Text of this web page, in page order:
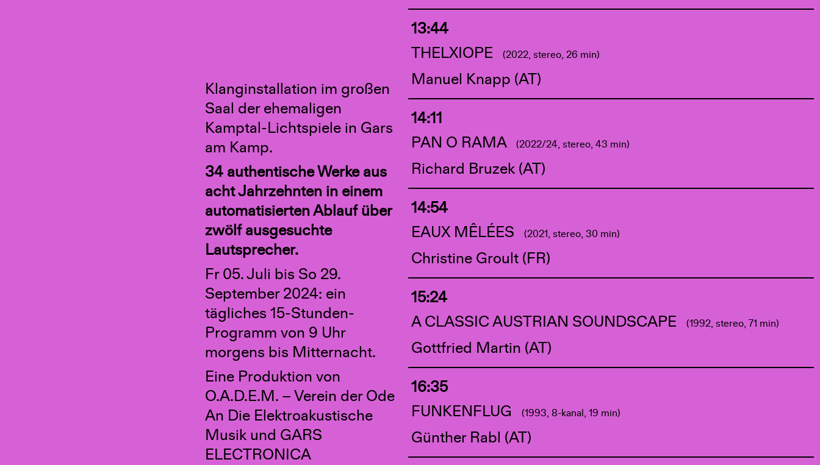
Klanginstallation im großen
Saal der ehemaligen
Kamptal-Lichtspiele in Gars
am Kamp.
34 authentische Werke aus
acht Jahrzehnten in einem
automatisierten Ablauf über
zwölf ausgesuchte
Lautsprecher.
Fr 05. Juli bis So 29.
September 2024: ein
tägliches 15-Stunden-
Programm von 9 Uhr
morgens bis Mitternacht.
Eine Produktion von
O.A.D.E.M. – Verein der Ode
An Die Elektroakustische
Musik und GARS
ELECTRONICA
13:44
THELXIOPE
(2022, stereo, 26 min)
Manuel Knapp (AT)
14:11
PAN O RAMA
(2022/24, stereo, 43 min)
Richard Bruzek (AT)
14:54
EAUX MÊLÉES
(2021, stereo, 30 min)
Christine Groult (FR)
15:24
A CLASSIC AUSTRIAN SOUNDSCAPE
(1992, stereo, 71 min)
Gottfried Martin (AT)
16:35
FUNKENFLUG
(1993, 8-kanal, 19 min)
Günther Rabl (AT)